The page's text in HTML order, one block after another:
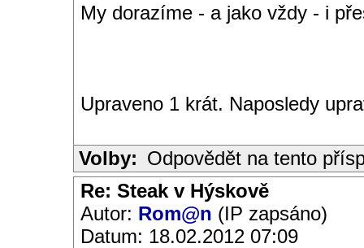
My dorazíme - a jako vždy - i
Upraveno 1 krát. Naposledy
Volby: Odpovědět na tento
Re: Steak v Hýskově
Autor: Rom@n (IP zapsáno)
Datum: 18.02.2012 07:09